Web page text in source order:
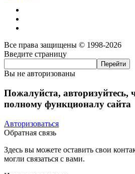
Все права защищены © 1998-2026
Введите страницу
Вы не авторизованы
Пожалуйста, авторизуйтесь,
полному функционалу сайта
Авторизоваться
Обратная связь
Здесь вы можете оставить свои
могли связаться с вами.